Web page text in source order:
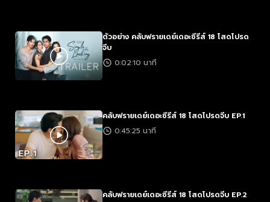
ตัวอย่าง คลับฟรายเดย์เดอะซีรีส์ 18 โสดโปรด
จีบ
0:02:10 นาที
คลับฟรายเดย์เดอะซีรีส์ 18 โสดโปรดจีบ EP.1
0:45:25 นาที
คลับฟรายเดย์เดอะซีรีส์ 18 โสดโปรดจีบ EP.2